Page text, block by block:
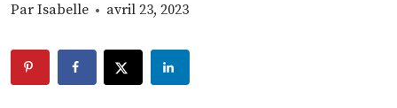
Par Isabelle avril 23, 2023